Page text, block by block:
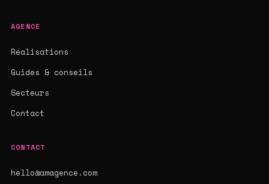
AGENCE
Réalisations
Guides & conseils
Secteurs
Contact
CONTACT
hello@amagence.com